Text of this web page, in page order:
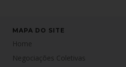
MAPA DO SITE
Home
Negociações Coletivas